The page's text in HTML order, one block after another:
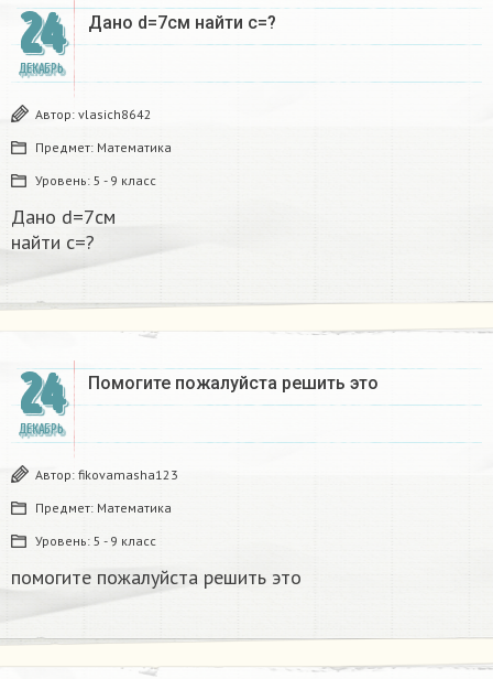
24
ДЕКАБРЬ
Дано d=7см найти с=?​
Автор: vlasich8642
Предмет: Математика
Уровень: 5 - 9 класс
Дано d=7см
найти с=?​
24
ДЕКАБРЬ
Помогите пожалуйста решить это
Автор: fikovamasha123
Предмет: Математика
Уровень: 5 - 9 класс
помогите пожалуйста решить это